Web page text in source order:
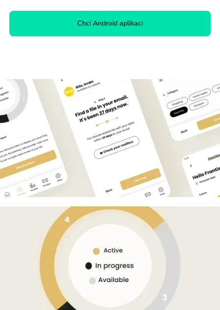
Chci Android aplikaci